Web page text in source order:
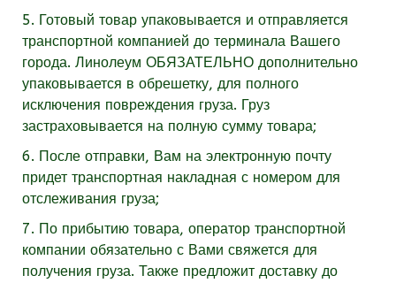
5. Готовый товар упаковывается и отправляется
транспортной компанией до терминала Вашего
города. Линолеум ОБЯЗАТЕЛЬНО дополнительно
упаковывается в обрешетку, для полного
исключения повреждения груза. Груз
застраховывается на полную сумму товара;
6. После отправки, Вам на электронную почту
придет транспортная накладная с номером для
отслеживания груза;
7. По прибытию товара, оператор транспортной
компании обязательно с Вами свяжется для
получения груза. Также предложит доставку до